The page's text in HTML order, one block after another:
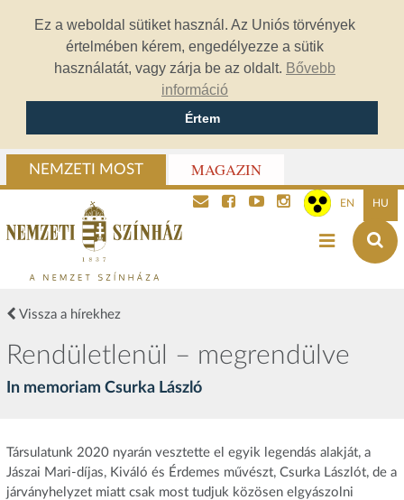
Ez a weboldal sütiket használ. Az Uniós törvények
értelmében kérem, engedélyezze a sütik
használatát, vagy zárja be az oldalt. Bővebb
információ
Értem
NEMZETI MOST MAGAZIN
EN HU
Vissza a hírekhez
Rendületlenül – megrendülve
In memoriam Csurka László
Társulatunk 2020 nyarán vesztette el egyik legendás alakját, a
Jászai Mari-díjas, Kiváló és Érdemes művészt, Csurka Lászlót, de a
járványhelyzet miatt csak most tudjuk közösen elgyászolni